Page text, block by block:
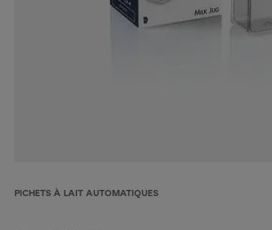
PICHETS À LAIT AUTOMATIQUES